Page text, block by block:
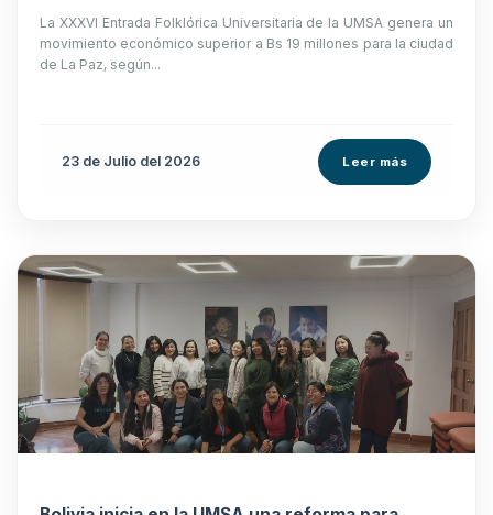
La XXXVI Entrada Folklórica Universitaria de la UMSA genera un
movimiento económico superior a Bs 19 millones para la ciudad
de La Paz, según...
23 de Julio del 2026 Leer más